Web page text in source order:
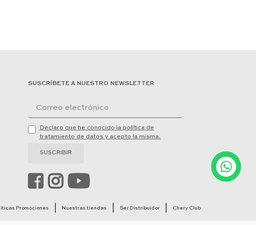
SUSCRÍBETE A NUESTRO NEWSLETTER
Declaro que he conocido la política de
tratamiento de datos y acepto la misma.
SUSCRIBIR
Promociones Nuestras tiendas Ser Distribuidor Chery Club